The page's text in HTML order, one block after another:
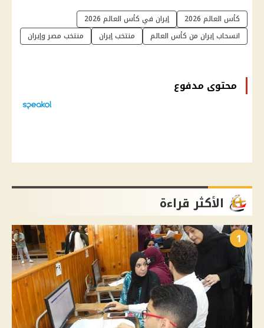
كأس العالم 2026
إيران في كأس العالم 2026
انسحاب إيران من كأس العالم
منتخب إيران منتخب مصر وإيران
محتوى مدفوع
الأكثر قراءة
1